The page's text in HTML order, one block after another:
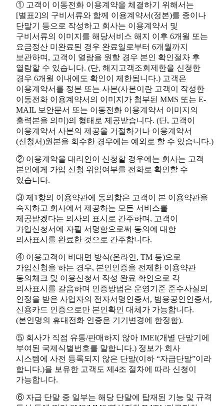
① 고객이 이동전화 이용계약을 체결하기 위해서는
[별표2]의 구비서류와 함께 이용계약서(정본)를 종이나
단말기 등으로 작성하고 회사는 이용계약서 및
구비서류의 이미지를 해당서비스 해지 이후 6개월 또는
요금정산 미완료된 경우 완료일로부터 6개월까지
보관하며, 고객이 열람을 원할 경우 본인 확인절차 후
열람할 수 있습니다. (단, 해지고객조회제한을 신청한
경우 6개월 이내에도 확인이 제한됩니다.) 고객은
이용계약서를 정본 또는 사본(사본이란 고객이 작성한
이동전화 이용계약서의 이미지가 첨부된 MMS 또는 E-
MAIL 보안문서 또는 이동전화 이용계약서 이미지의
출력본을 의미)의 형태로 제공받습니다. (단, 고객이
이용계약서 사본의 제공을 거절하거나 이용계약서
(신청서)원본을 회수한 경우에는 예외로 할 수 있습니다.)
② 이용계약을 대리인이 신청할 경우에는 회사는 고객
본인에게 가입 신청 위임여부를 전화로 확인할 수
있습니다.
③ 제1항의 이용약관에 동의함은 고객이 본 이용약관을
숙지하고 회사에서 제공하는 모든 서비스를
제공받겠다는 의사의 표시로 간주하며, 고객이
가입신청서에 자필 서명함으로써 동의에 대한
의사표시를 완료한 것으로 간주합니다.
④ 이용고객이 비대면 방식(온라인, TM 등)으로
가입신청을 하는 경우, 본인인증을 전제한 이용약관
동의체크 및 이용신청서 작성 완료 확인으로 각
의사표시를 갈음하며 인증방법은 운영기준 준수사실의
인정을 받은 사업자의 전자서명인증서, 범용공인인증서,
신용카드 인증으로만 본인확인 대체가 가능합니다.
(본인명의 휴대전화 인증은 기기변경에 한정함).
⑤ 회사가 직접 유통/판매하지 않아 IMEI(개별 단말기에
부여된 국제식별번호를 말합니다.) 정보가 회사
시스템에 사전 등록되지 않은 단말(이하 “자급단말”이라
합니다.)을 보유한 고객도 제4조 절차에 따라 신청이
가능합니다.
⑥ 자급 단말 중 일부는 해당 단말에 탑재된 기능 및 규격